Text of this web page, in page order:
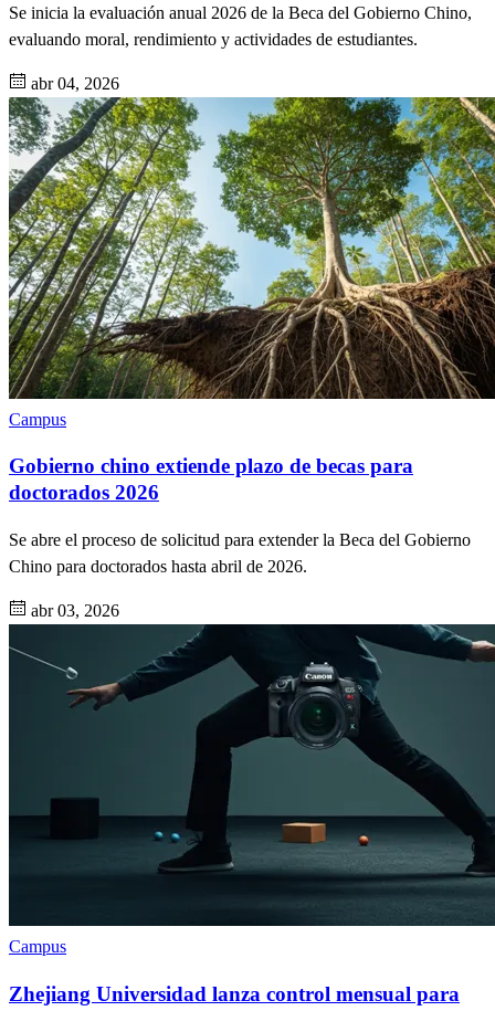
Se inicia la evaluación anual 2026 de la Beca del Gobierno Chino,
evaluando moral, rendimiento y actividades de estudiantes.
abr 04, 2026
Campus
Gobierno chino extiende plazo de becas para
doctorados 2026
Se abre el proceso de solicitud para extender la Beca del Gobierno
Chino para doctorados hasta abril de 2026.
abr 03, 2026
Campus
Zhejiang Universidad lanza control mensual para